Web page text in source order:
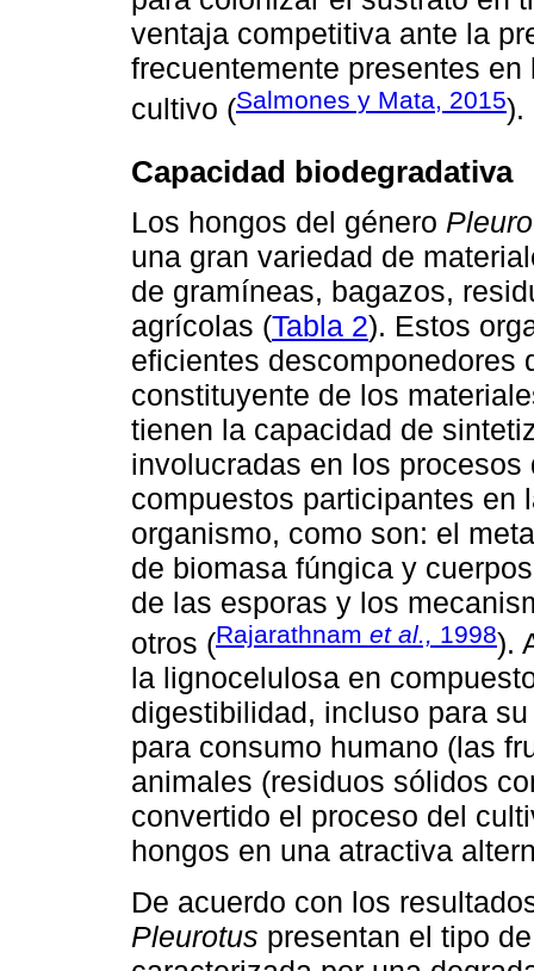
ventaja competitiva ante la
frecuentemente presentes
cultivo (Salmones y Mata, 2015).
Capacidad biodegradativa
Los hongos del género
una gran variedad de
de gramíneas, bagazos,
agrícolas (Tabla 2). Estos
eficientes descomponedores
constituyente de los
tienen la capacidad de
involucradas en los
compuestos participantes en
organismo, como son: el
de biomasa fúngica y
de las esporas y los
otros (Rajarathnam et al., 1998).
la lignocelulosa en
digestibilidad, incluso para
para consumo humano (las
animales (residuos sólidos
convertido el proceso del
hongos en una atractiva
De acuerdo con los
Pleurotus presentan el tipo